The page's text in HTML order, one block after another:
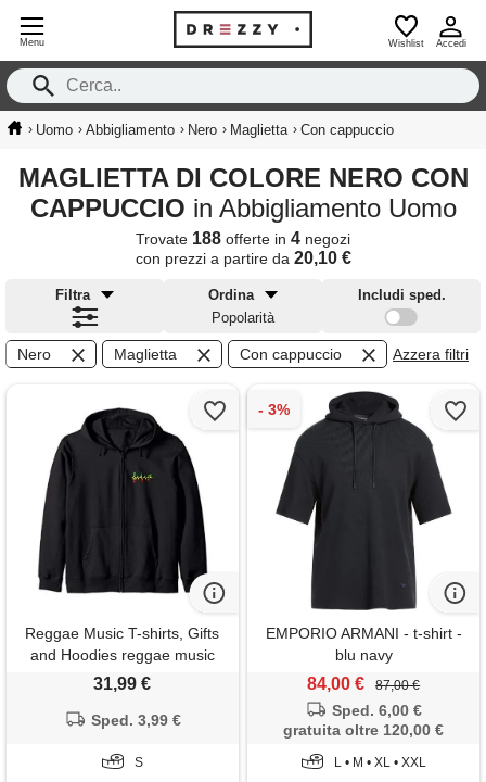
Menu Wishlist Accedi
› Uomo › Abbigliamento › Nero › Maglietta › Con cappuccio
MAGLIETTA DI COLORE NERO CON
CAPPUCCIO in Abbigliamento Uomo
Trovate 188 offerte in 4 negozi
con prezzi a partire da 20,10 €
Filtra
Ordina
Popolarità
Includi sped.
Nero Maglietta Con cappuccio Azzera filtri
Reggae Music T-shirts, Gifts
and Hoodies reggae music
polso africa jamaica rastafari
31,99 €
Sped. 3,99 €
S
EMPORIO ARMANI - t-shirt -
blu navy
84,00 € 87,00 €
Sped. 6,00 €
gratuita oltre 120,00 €
L • M • XL • XXL